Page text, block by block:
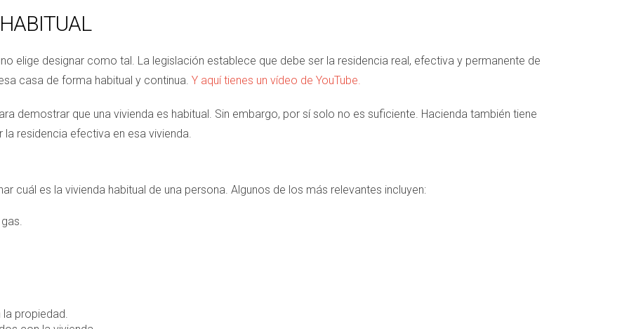
elige designar como tal. La legislación establece que debe ser la residencia real, efectiva y permanente de
casa de forma habitual y continua. Y aquí tienes un vídeo de YouTube.
demostrar que una vivienda es habitual. Sin embargo, por sí solo no es suficiente. Hacienda también tiene
residencia efectiva en esa vivienda.
cuál es la vivienda habitual de una persona. Algunos de los más relevantes incluyen:
propiedad.